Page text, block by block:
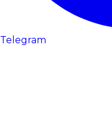
Telegram